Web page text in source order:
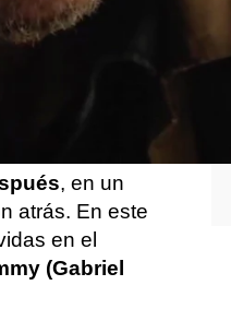
, en un
atrás. En este
en el
(Gabriel